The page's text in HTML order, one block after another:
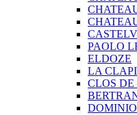
PAOLO
ELDOZE
LA
CLOS